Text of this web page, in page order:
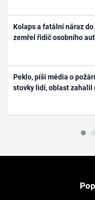
Kolaps a fatální náraz
zemřel řidič osobního
Peklo, píší média o
stovky lidí, oblast zahalil